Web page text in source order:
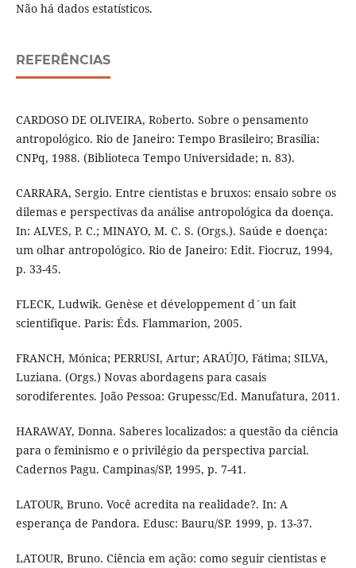
Não há dados estatísticos.
REFERÊNCIAS
CARDOSO DE OLIVEIRA, Roberto. Sobre o pensamento
antropológico. Rio de Janeiro: Tempo Brasileiro; Brasília:
CNPq, 1988. (Biblioteca Tempo Universidade; n. 83).
CARRARA, Sergio. Entre cientistas e bruxos: ensaio sobre os
dilemas e perspectivas da análise antropológica da doença.
In: ALVES, P. C.; MINAYO, M. C. S. (Orgs.). Saúde e doença:
um olhar antropológico. Rio de Janeiro: Edit. Fiocruz, 1994,
p. 33-45.
FLECK, Ludwik. Genèse et développement d´un fait
scientifique. Paris: Éds. Flammarion, 2005.
FRANCH, Mónica; PERRUSI, Artur; ARAÚJO, Fátima; SILVA,
Luziana. (Orgs.) Novas abordagens para casais
sorodiferentes. João Pessoa: Grupessc/Ed. Manufatura, 2011.
HARAWAY, Donna. Saberes localizados: a questão da ciência
para o feminismo e o privilégio da perspectiva parcial.
Cadernos Pagu. Campinas/SP, 1995, p. 7-41.
LATOUR, Bruno. Você acredita na realidade?. In: A
esperança de Pandora. Edusc: Bauru/SP. 1999, p. 13-37.
LATOUR, Bruno. Ciência em ação: como seguir cientistas e